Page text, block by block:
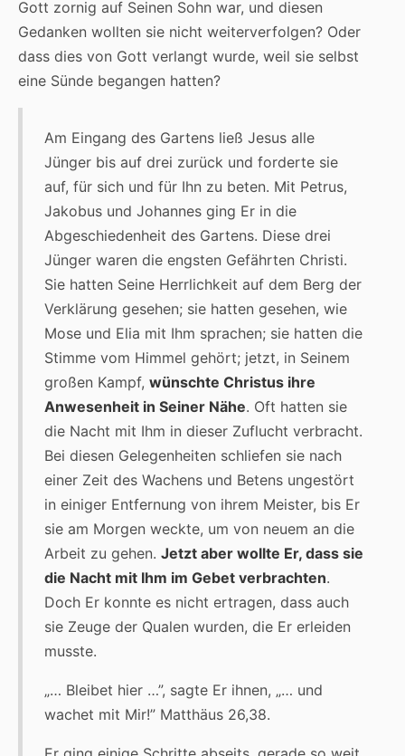
Gott zornig auf Seinen Sohn war, und diesen
Gedanken wollten sie nicht weiterverfolgen? Oder
dass dies von Gott verlangt wurde, weil sie selbst
eine Sünde begangen hatten?
Am Eingang des Gartens ließ Jesus alle
Jünger bis auf drei zurück und forderte sie
auf, für sich und für Ihn zu beten. Mit Petrus,
Jakobus und Johannes ging Er in die
Abgeschiedenheit des Gartens. Diese drei
Jünger waren die engsten Gefährten Christi.
Sie hatten Seine Herrlichkeit auf dem Berg der
Verklärung gesehen; sie hatten gesehen, wie
Mose und Elia mit Ihm sprachen; sie hatten die
Stimme vom Himmel gehört; jetzt, in Seinem
großen Kampf, wünschte Christus ihre
Anwesenheit in Seiner Nähe. Oft hatten sie
die Nacht mit Ihm in dieser Zuflucht verbracht.
Bei diesen Gelegenheiten schliefen sie nach
einer Zeit des Wachens und Betens ungestört
in einiger Entfernung von ihrem Meister, bis Er
sie am Morgen weckte, um von neuem an die
Arbeit zu gehen. Jetzt aber wollte Er, dass sie
die Nacht mit Ihm im Gebet verbrachten.
Doch Er konnte es nicht ertragen, dass auch
sie Zeuge der Qualen wurden, die Er erleiden
musste.
„… Bleibet hier …”, sagte Er ihnen, „… und
wachet mit Mir!” Matthäus 26,38.